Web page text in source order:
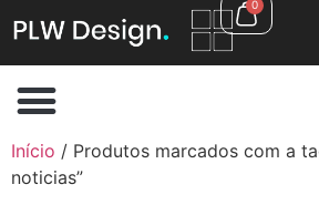
0
Início / Produtos marcados com a
noticias”